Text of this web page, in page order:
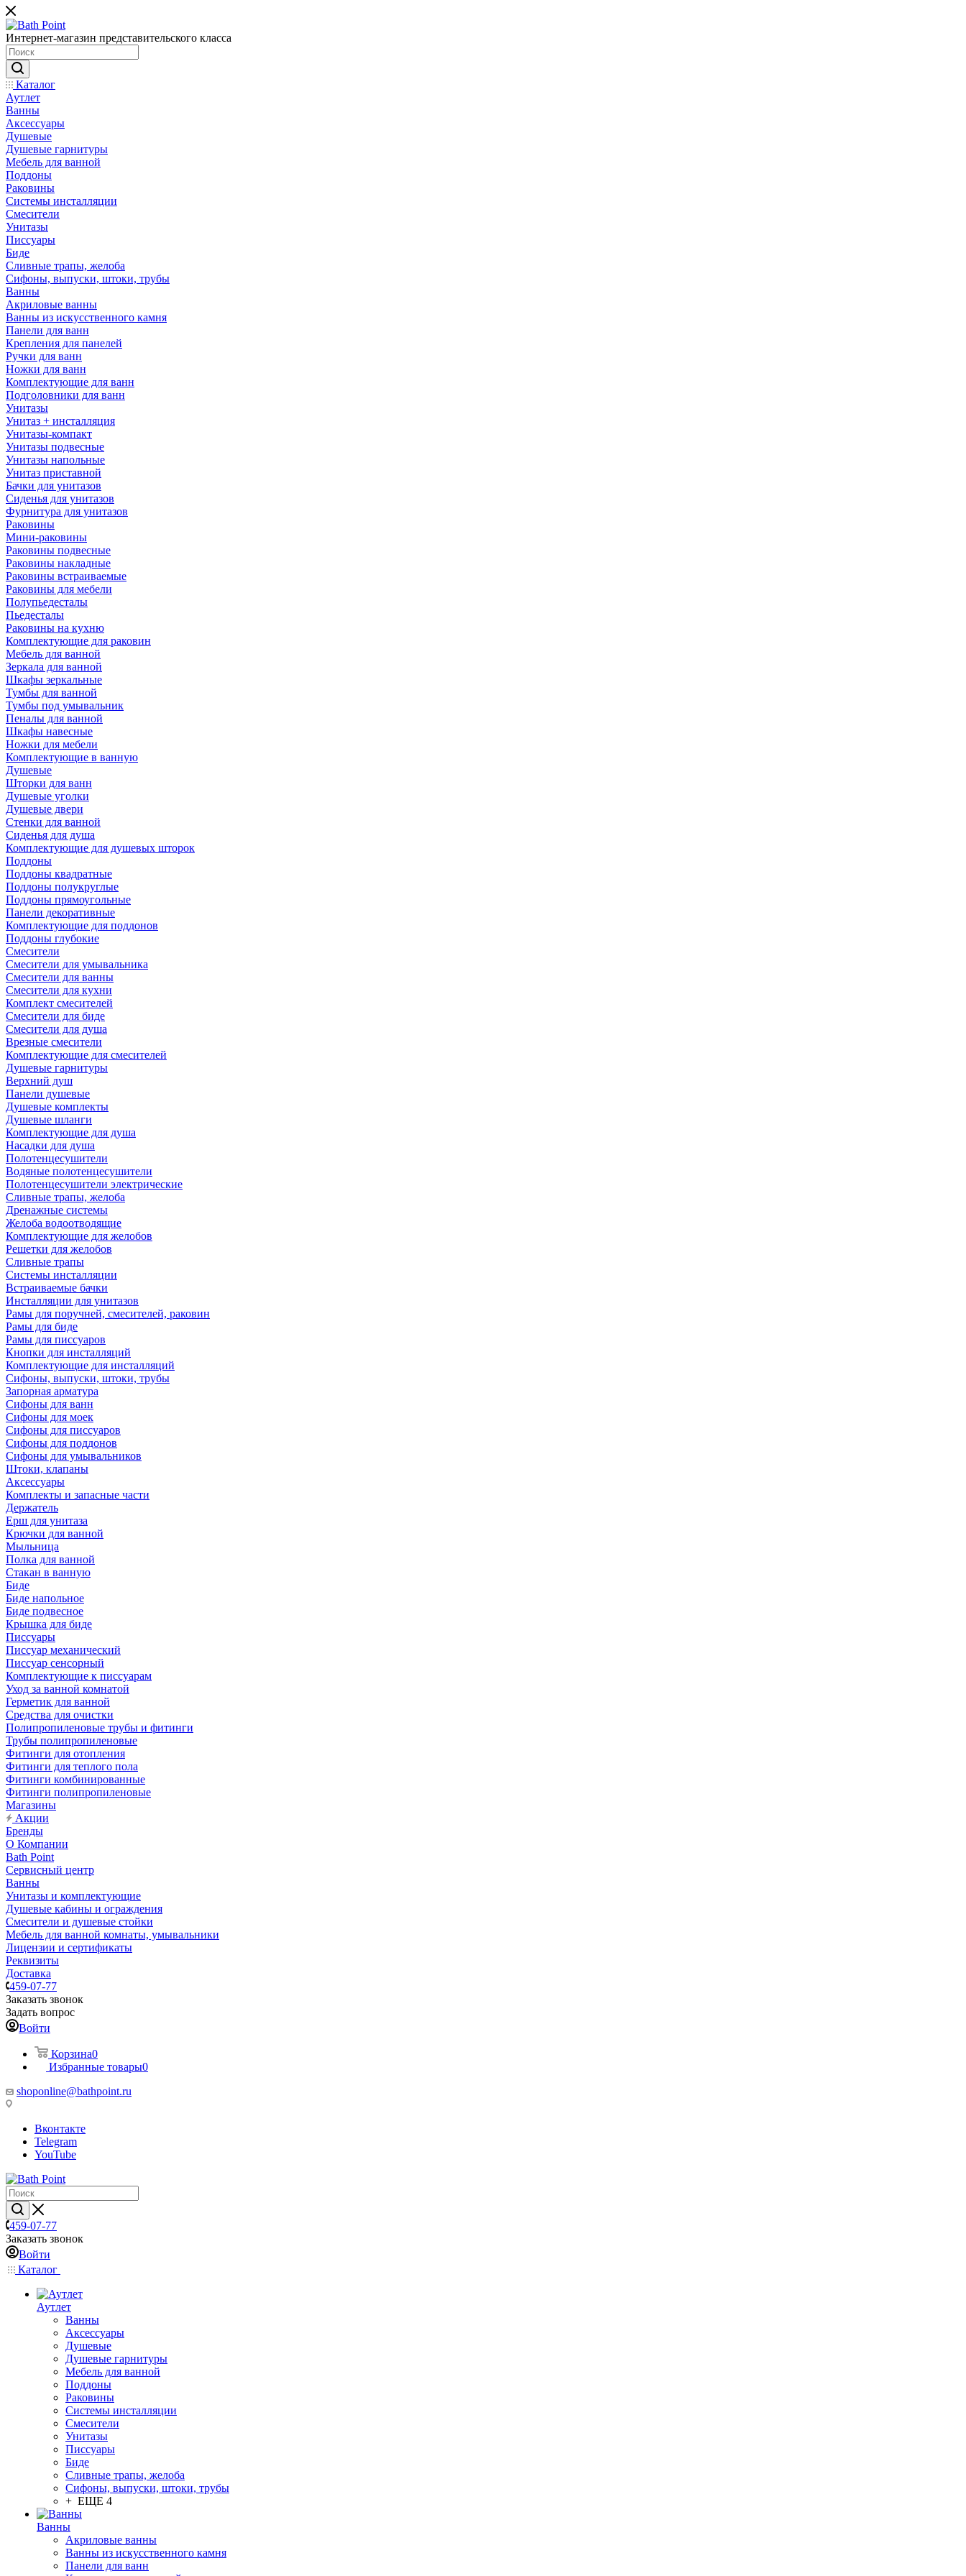
Интернет-магазин представительского класса
Каталог
Аутлет
Ванны
Аксессуары
Душевые
Душевые гарнитуры
Мебель для ванной
Поддоны
Раковины
Системы инсталляции
Смесители
Унитазы
Писсуары
Биде
Сливные трапы, желоба
Сифоны, выпуски, штоки, трубы
Ванны
Акриловые ванны
Ванны из искусственного камня
Панели для ванн
Крепления для панелей
Ручки для ванн
Ножки для ванн
Комплектующие для ванн
Подголовники для ванн
Унитазы
Унитаз + инсталляция
Унитазы-компакт
Унитазы подвесные
Унитазы напольные
Унитаз приставной
Бачки для унитазов
Сиденья для унитазов
Фурнитура для унитазов
Раковины
Мини-раковины
Раковины подвесные
Раковины накладные
Раковины встраиваемые
Раковины для мебели
Полупьедесталы
Пьедесталы
Раковины на кухню
Комплектующие для раковин
Мебель для ванной
Зеркала для ванной
Шкафы зеркальные
Тумбы для ванной
Тумбы под умывальник
Пеналы для ванной
Шкафы навесные
Ножки для мебели
Комплектующие в ванную
Душевые
Шторки для ванн
Душевые уголки
Душевые двери
Стенки для ванной
Сиденья для душа
Комплектующие для душевых шторок
Поддоны
Поддоны квадратные
Поддоны полукруглые
Поддоны прямоугольные
Панели декоративные
Комплектующие для поддонов
Поддоны глубокие
Смесители
Смесители для умывальника
Смесители для ванны
Смесители для кухни
Комплект смесителей
Смесители для биде
Смесители для душа
Врезные смесители
Комплектующие для смесителей
Душевые гарнитуры
Верхний душ
Панели душевые
Душевые комплекты
Душевые шланги
Комплектующие для душа
Насадки для душа
Полотенцесушители
Водяные полотенцесушители
Полотенцесушители электрические
Сливные трапы, желоба
Дренажные системы
Желоба водоотводящие
Комплектующие для желобов
Решетки для желобов
Сливные трапы
Системы инсталляции
Встраиваемые бачки
Инсталляции для унитазов
Рамы для поручней, смесителей, раковин
Рамы для биде
Рамы для писсуаров
Кнопки для инсталляций
Комплектующие для инсталляций
Сифоны, выпуски, штоки, трубы
Запорная арматура
Сифоны для ванн
Сифоны для моек
Сифоны для писсуаров
Сифоны для поддонов
Сифоны для умывальников
Штоки, клапаны
Аксессуары
Комплекты и запасные части
Держатель
Ерш для унитаза
Крючки для ванной
Мыльница
Полка для ванной
Стакан в ванную
Биде
Биде напольное
Биде подвесное
Крышка для биде
Писсуары
Писсуар механический
Писсуар сенсорный
Комплектующие к писсуарам
Уход за ванной комнатой
Герметик для ванной
Средства для очистки
Полипропиленовые трубы и фитинги
Трубы полипропиленовые
Фитинги для отопления
Фитинги для теплого пола
Фитинги комбинированные
Фитинги полипропиленовые
Магазины
Акции
Бренды
О Компании
Bath Point
Сервисный центр
Ванны
Унитазы и комплектующие
Душевые кабины и ограждения
Смесители и душевые стойки
Мебель для ванной комнаты, умывальники
Лицензии и сертификаты
Реквизиты
Доставка
459-07-77
Заказать звонок
Задать вопрос
Войти
Корзина0
Избранные товары0
shoponline@bathpoint.ru
Вконтакте
Telegram
YouTube
459-07-77
Заказать звонок
Войти
Каталог
Аутлет
Ванны
Аксессуары
Душевые
Душевые гарнитуры
Мебель для ванной
Поддоны
Раковины
Системы инсталляции
Смесители
Унитазы
Писсуары
Биде
Сливные трапы, желоба
Сифоны, выпуски, штоки, трубы
+ ЕЩЕ 4
Ванны
Акриловые ванны
Ванны из искусственного камня
Панели для ванн